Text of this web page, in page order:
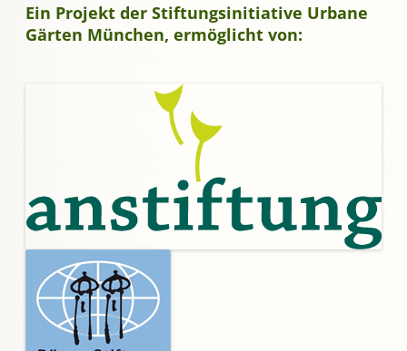
Ein Projekt der Stiftungsinitiative Urbane
Gärten München, ermöglicht von: